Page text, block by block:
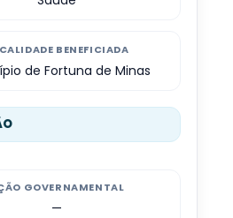
BENEFICIADA
de Fortuna de Minas
GOVERNAMENTAL
—